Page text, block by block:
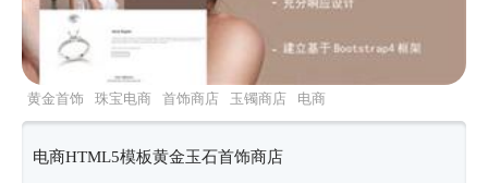
黄金首饰 珠宝电商 首饰商店 玉镯商店
电商
电商HTML5模板黄金玉石首饰商店